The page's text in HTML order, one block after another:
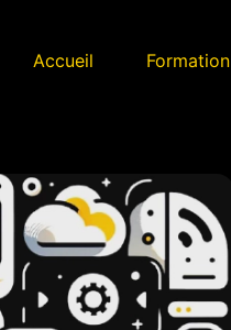
Accueil Formation